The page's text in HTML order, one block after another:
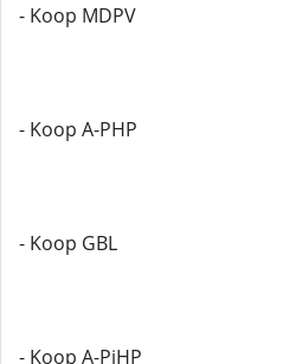
- Koop MDPV
- Koop A-PHP
- Koop GBL
- Koop A-PiHP